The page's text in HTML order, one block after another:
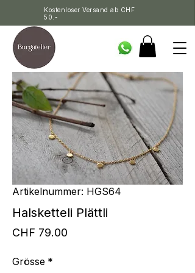
Kostenloser Versand ab CHF
50.-
Artikelnummer: HGS64
Halsketteli Plättli
CHF 79.00
Grösse *